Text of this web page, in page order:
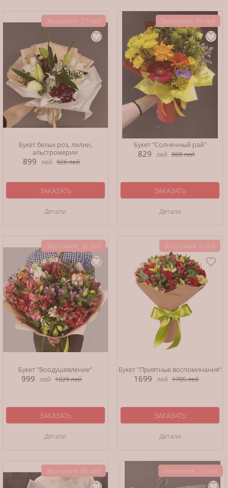
Экономия: 27 лей
Букет белых роз, лилии,
альстромерии
899 лей 926лей
Детали
ЗАКАЗАТЬ
Экономия: 39 лей
Букет "Солнечный рай"
829 лей 868лей
Детали
ЗАКАЗАТЬ
Экономия: 30 лей
Букет "Воодушевление"
999 лей 1029лей
Детали
ЗАКАЗАТЬ
Экономия: 6 лей
Букет "Приятные воспоминания"
1699 лей 1705лей
Детали
ЗАКАЗАТЬ
Экономия: 86 лей Экономия: 11 лей